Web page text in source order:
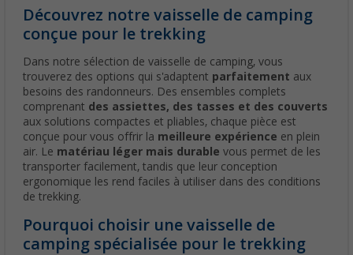
Découvrez notre vaisselle de camping
conçue pour le trekking
Dans notre sélection de vaisselle de camping, vous
trouverez des options qui s'adaptent parfaitement aux
besoins des randonneurs. Des ensembles complets
comprenant des assiettes, des tasses et des couverts
aux solutions compactes et pliables, chaque pièce est
conçue pour vous offrir la meilleure expérience en plein
air. Le matériau léger mais durable vous permet de les
transporter facilement, tandis que leur conception
ergonomique les rend faciles à utiliser dans des conditions
de trekking.
Pourquoi choisir une vaisselle de
camping spécialisée pour le trekking